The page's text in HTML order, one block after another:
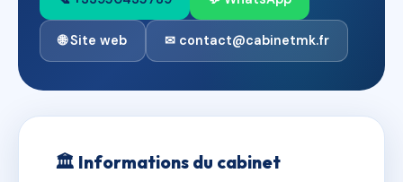
🌐 Site web ✉ contact@cabinetmk.fr
🏛 Informations du cabinet